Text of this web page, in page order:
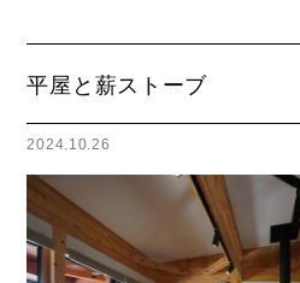
施工事例
オーナー様の声
モデルハウス
平屋と薪ストーブ
2024.10.26